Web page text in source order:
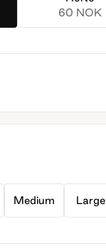
60 NOK
Medium Large